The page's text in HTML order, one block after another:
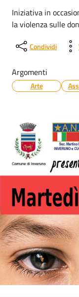
Iniziativa in
la violenza sulle
Condividi
Argomenti
Arte